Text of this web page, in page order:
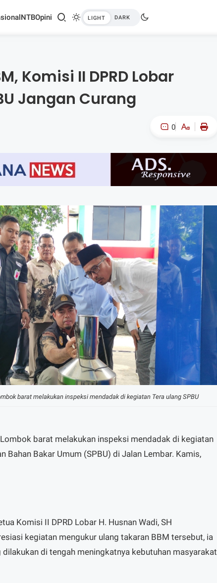
NTBOpini
Komisi II DPRD Lobar
Jangan Curang
0
A-
barat melakukan inspeksi mendadak di kegiatan Tera ulang SPBU
barat melakukan inspeksi mendadak di kegiatan
Bahan Bakar Umum (SPBU) di Jalan Lembar. Kamis,
Komisi II DPRD Lobar H. Husnan Wadi, SH
kegiatan mengukur ulang takaran BBM tersebut, ia
di tengah meningkatnya kebutuhan masyarakat